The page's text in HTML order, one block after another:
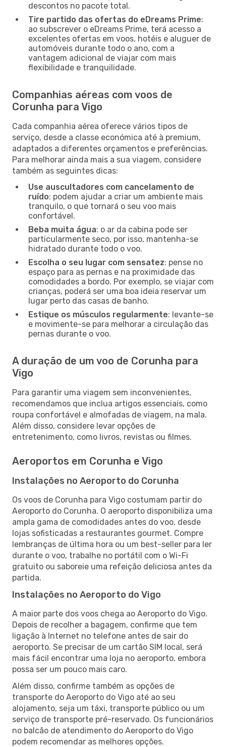
descontos no pacote total.
Tire partido das ofertas do eDreams Prime:
ao subscrever o eDreams Prime, terá acesso a
excelentes ofertas em voos, hotéis e aluguer de
automóveis durante todo o ano, com a
vantagem adicional de viajar com mais
flexibilidade e tranquilidade.
Companhias aéreas com voos de
Corunha para Vigo
Cada companhia aérea oferece vários tipos de
serviço, desde a classe económica até à premium,
adaptados a diferentes orçamentos e preferências.
Para melhorar ainda mais a sua viagem, considere
também as seguintes dicas:
Use auscultadores com cancelamento de
ruído: podem ajudar a criar um ambiente mais
tranquilo, o que tornará o seu voo mais
confortável.
Beba muita água: o ar da cabina pode ser
particularmente seco, por isso, mantenha-se
hidratado durante todo o voo.
Escolha o seu lugar com sensatez: pense no
espaço para as pernas e na proximidade das
comodidades a bordo. Por exemplo, se viajar com
crianças, poderá ser uma boa ideia reservar um
lugar perto das casas de banho.
Estique os músculos regularmente: levante-se
e movimente-se para melhorar a circulação das
pernas durante o voo.
A duração de um voo de Corunha para
Vigo
Para garantir uma viagem sem inconvenientes,
recomendamos que inclua artigos essenciais, como
roupa confortável e almofadas de viagem, na mala.
Além disso, considere levar opções de
entretenimento, como livros, revistas ou filmes.
Aeroportos em Corunha e Vigo
Instalações no Aeroporto do Corunha
Os voos de Corunha para Vigo costumam partir do
Aeroporto do Corunha. O aeroporto disponibiliza uma
ampla gama de comodidades antes do voo, desde
lojas sofisticadas a restaurantes gourmet. Compre
lembranças de última hora ou um best-seller para ler
durante o voo, trabalhe no portátil com o Wi-Fi
gratuito ou saboreie uma refeição deliciosa antes da
partida.
Instalações no Aeroporto do Vigo
A maior parte dos voos chega ao Aeroporto do Vigo.
Depois de recolher a bagagem, confirme que tem
ligação à Internet no telefone antes de sair do
aeroporto. Se precisar de um cartão SIM local, será
mais fácil encontrar uma loja no aeroporto, embora
possa ser um pouco mais caro.
Além disso, confirme também as opções de
transporte do Aeroporto do Vigo até ao seu
alojamento, seja um táxi, transporte público ou um
serviço de transporte pré-reservado. Os funcionários
no balcão de atendimento do Aeroporto do Vigo
podem recomendar as melhores opções.